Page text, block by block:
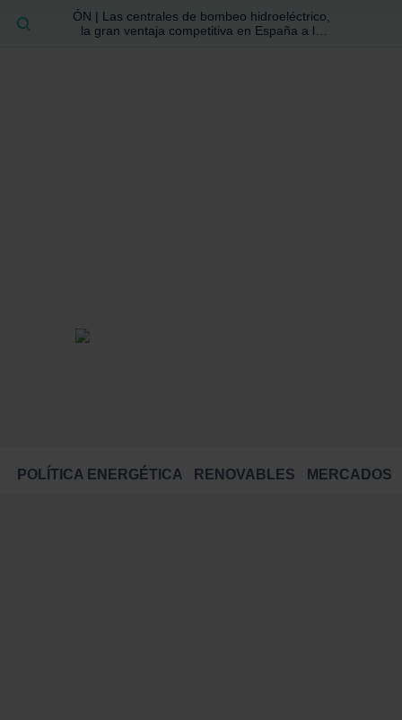
ÓN | Las centrales de bombeo hidroeléctrico,
la gran ventaja competitiva en España a la
POLÍTICA ENERGÉTICA RENOVABLES MERCADOS
BUSCAR